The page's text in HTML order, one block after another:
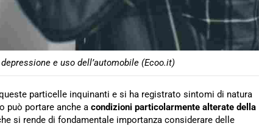
e uso dell’automobile (Ecoo.it)
particelle inquinanti e si ha registrato sintomi di natura
può portare anche a condizioni particolarmente alterate della
si rende di fondamentale importanza considerare delle